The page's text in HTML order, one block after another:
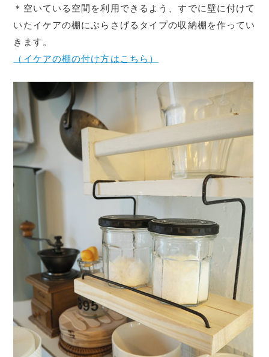
＊空いている空間を利用できるよう、すでに壁に付けて
いたイケアの棚にぶらさげるタイプの収納棚を作ってい
きます。
（イケアの棚の付け方はこちら）